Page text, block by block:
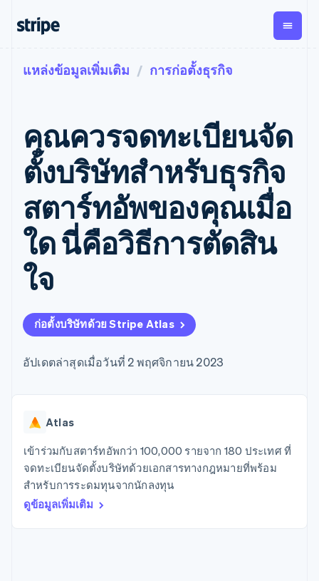
การชำระเงิน
ออนไลน์
Payment links
การชำระเงิน
เขียนโค้ด
Checkout
UI การชำระ
เงินสำเร็จรูป
Elements
องค์ประกอบ UI
ที่ยืดหยุ่น
วิธีการชำระ
มากกว่า 125
รายการ
Authorization
ยกระดับการ
รวดเร็วขึ้น
รายรับ
แบบแผนล่วง
หน้า
Metronome
การเรียกเก็บ
ใช้งาน
การชำระเงิน
ตามรอบบิล
การจัดการ
การชำระเงิน
ตามรอบบิล
Invoicing
ขายและ VAT
อัตโนมัติ
Revenue
Data
Pipeline
การซิงค์
ข้อมูล
การ
Global
เบิกจ่าย
ให้กับ
บุคคลที่
สาม
การชำ
เงินสำ
ตามขั้น
ตามกรณีใช้งาน
การค้าแบบใช้เอเจนต์
อีคอมเมิร์ซ
บริการทางการเงินที่ผสาน
รวมในตัว
การทำงานอัตโนมัติด้าน
การจัดการเงิน
แพลตฟอร์ม
เกม
การบริการ การเดินทาง
และสันทนาการ
ประกันภัย
สื่อและความบันเทิง
บริการเฉพาะทาง
เอกสารประกอบ
ไลบรารีและ SDK
Stripe Apps
คู่มือ
รับการชำระเงินออนไลน์
ติดตั้งใช้งานการชำระเงิน
สำเร็จรูป
เสนอการเรียกเก็บเงินตาม
การใช้งาน
รองรับอยู่
จัดเตรียมและจัดการ
การเชื่อมต่อการทำงาน
แอป
ตัวอย่างโค้ด
บล็อกของนักพัฒนา
เรียนรู้
คู่มือ
การสนับสนุน
รับการสนับสนุน
แพ็กเกจการสนับสนุนที่ได้
รับการจัดการ
บริการเฉพาะทาง
บริษัท
แผนงานผลิตภัณฑ์
การประชุมประจำปีแบบ
เซสชัน
การติดต่อ
ติดต่อฝ่ายขาย
แหล่งข้อมูลเพิ่มเติม การก่อตั้งธุรกิจ
คุณควรจดทะเบียนจัด
ตั้งบริษัทสำหรับธุรกิจ
สตาร์ทอัพของคุณเมื่อ
ใด นี่คือวิธีการตัดสิน
ใจ
ก่อตั้งบริษัทด้วย Stripe Atlas
อัปเดตล่าสุดเมื่อวันที่ 2 พฤศจิกายน 2023
Atlas
เข้าร่วมกับสตาร์ทอัพกว่า 100,000 รายจาก 180 ประเทศ ที่
จดทะเบียนจัดตั้งบริษัทด้วยเอกสารทางกฎหมายที่พร้อม
สำหรับการระดมทุนจากนักลงทุน
ดูข้อมูลเพิ่มเติม